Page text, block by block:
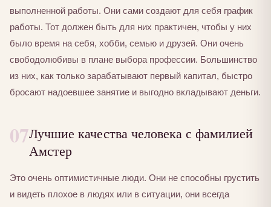
выполненной работы. Они сами создают для себя график
работы. Тот должен быть для них практичен, чтобы у них
было время на себя, хобби, семью и друзей. Они очень
свободолюбивы в плане выбора профессии. Большинство
из них, как только зарабатывают первый капитал, быстро
бросают надоевшее занятие и выгодно вкладывают деньги.
07Лучшие качества человека с фамилией
Амстер
Это очень оптимистичные люди. Они не способны грустить
и видеть плохое в людях или в ситуации, они всегда